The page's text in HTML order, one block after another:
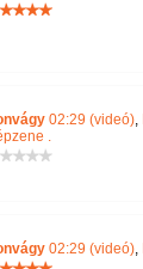
02:29 (videó),
.
02:29 (videó),